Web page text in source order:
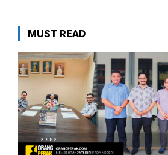
MUST READ